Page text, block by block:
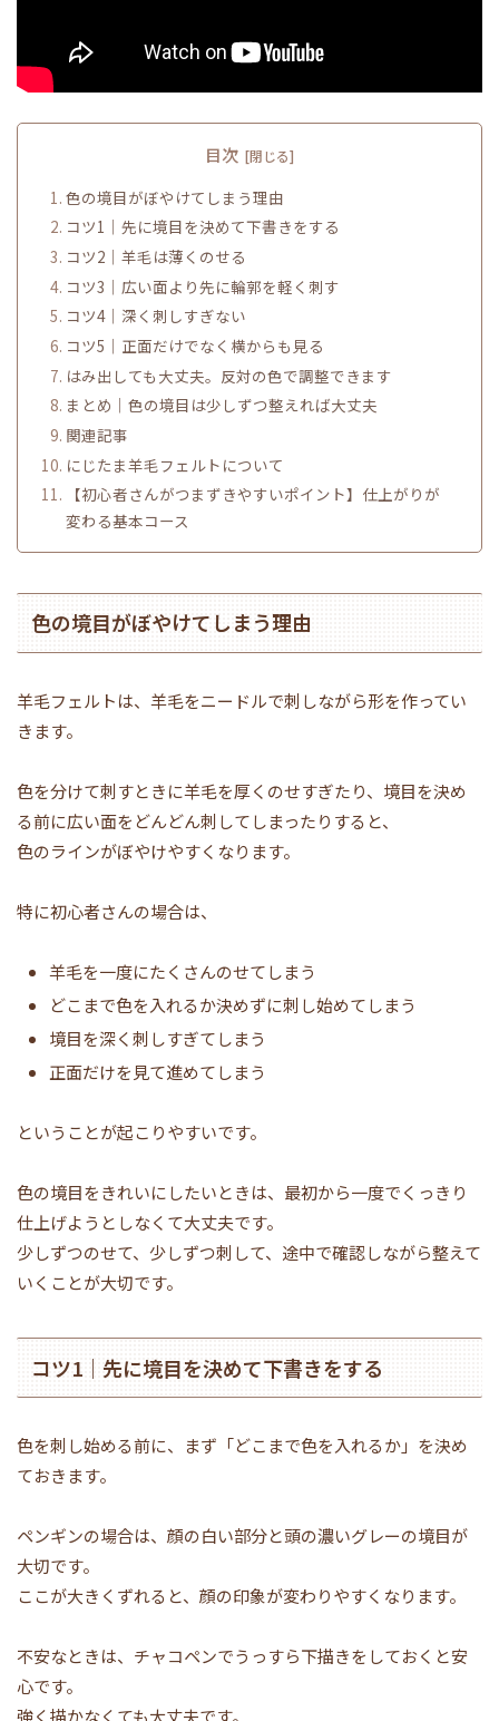
目次
色の境目がぼやけてしまう理由
コツ1｜先に境目を決めて下書きをする
コツ2｜羊毛は薄くのせる
コツ3｜広い面より先に輪郭を軽く刺す
コツ4｜深く刺しすぎない
コツ5｜正面だけでなく横からも見る
はみ出しても大丈夫。反対の色で調整できます
まとめ｜色の境目は少しずつ整えれば大丈夫
関連記事
にじたま羊毛フェルトについて
【初心者さんがつまずきやすいポイント】仕上がりが
変わる基本コース
色の境目がぼやけてしまう理由
羊毛フェルトは、羊毛をニードルで刺しながら形を作ってい
きます。
色を分けて刺すときに羊毛を厚くのせすぎたり、境目を決め
る前に広い面をどんどん刺してしまったりすると、
色のラインがぼやけやすくなります。
特に初心者さんの場合は、
羊毛を一度にたくさんのせてしまう
どこまで色を入れるか決めずに刺し始めてしまう
境目を深く刺しすぎてしまう
正面だけを見て進めてしまう
ということが起こりやすいです。
色の境目をきれいにしたいときは、最初から一度でくっきり
仕上げようとしなくて大丈夫です。
少しずつのせて、少しずつ刺して、途中で確認しながら整えて
いくことが大切です。
コツ1｜先に境目を決めて下書きをする
色を刺し始める前に、まず「どこまで色を入れるか」を決め
ておきます。
ペンギンの場合は、顔の白い部分と頭の濃いグレーの境目が
大切です。
ここが大きくずれると、顔の印象が変わりやすくなります。
不安なときは、チャコペンでうっすら下描きをしておくと安
心です。